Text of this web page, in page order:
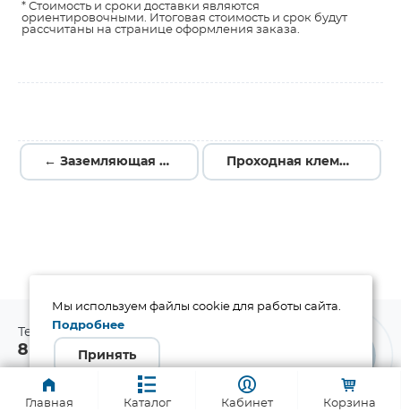
* Стоимость и сроки доставки являются
ориентировочными. Итоговая стоимость и срок будут
рассчитаны на странице оформления заказа.
← Заземляющая клемма USK-16JD Проходная клемма USK-2.5(BU) →
Главная Каталог Кабинет Корзина
Телефон:
8 800 1000-321
Адрес для заказа:
info@promelec.ru
Мы используем файлы cookie для работы сайта.
Подробнее
Принять